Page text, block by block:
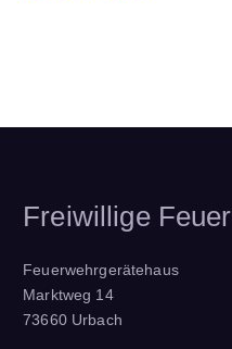
Freiwillige
Feuerwehrgerätehaus
Marktweg 14
73660 Urbach